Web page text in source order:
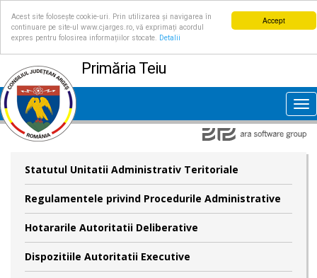
Accept
Acest site folosește cookie-uri. Prin utilizarea și navigarea în
continuare pe site-ul www.cjarges.ro, vă exprimați acordul
expres pentru folosirea informațiilor stocate.
Detalii
Primăria Teiu
Statutul Unitatii Administrativ Teritoriale
Regulamentele privind Procedurile Administrative
Hotararile Autoritatii Deliberative
Dispozitiile Autoritatii Executive